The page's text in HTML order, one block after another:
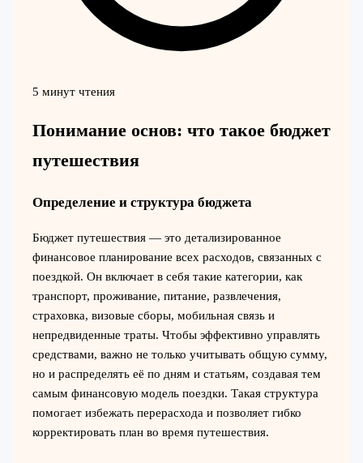
5 минут чтения
Понимание основ: что такое бюджет
путешествия
Определение и структура бюджета
Бюджет путешествия — это детализированное
финансовое планирование всех расходов, связанных с
поездкой. Он включает в себя такие категории, как
транспорт, проживание, питание, развлечения,
страховка, визовые сборы, мобильная связь и
непредвиденные траты. Чтобы эффективно управлять
средствами, важно не только учитывать общую сумму,
но и распределять её по дням и статьям, создавая тем
самым финансовую модель поездки. Такая структура
помогает избежать перерасхода и позволяет гибко
корректировать план во время путешествия.